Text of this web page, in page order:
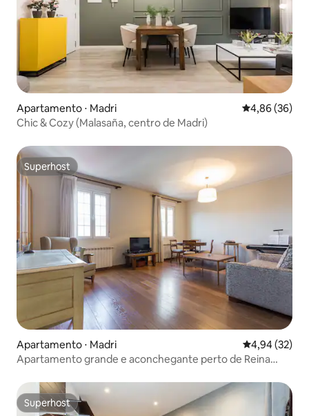
Apartamento ⋅ Madri 4,86 de uma
4,86 (36)
Chic & Cozy (Malasaña, centro de Madri)
Superhost
Superhost
Apartamento ⋅ Madri 4,94 de uma
4,94 (32)
Apartamento grande e aconchegante perto de Reina
Superhost
Superhost